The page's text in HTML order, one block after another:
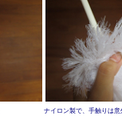
ナイロン製で、手触りは